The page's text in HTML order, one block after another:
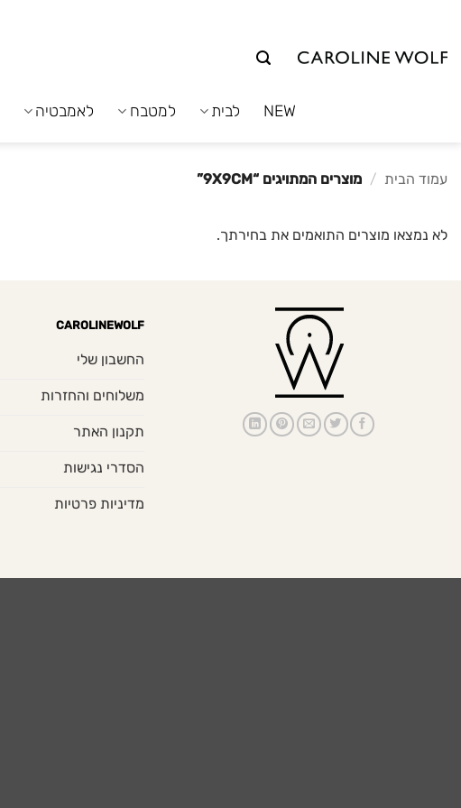
NEW לבית למטבח לאמבטיה
עמוד הבית / מוצרים המתויגים “9X9CM”
לא נמצאו מוצרים התואמים את בחירתך.
CAROLINEWOLF
החשבון שלי
משלוחים והחזרות
תקנון האתר
הסדרי נגישות
מדיניות פרטיות